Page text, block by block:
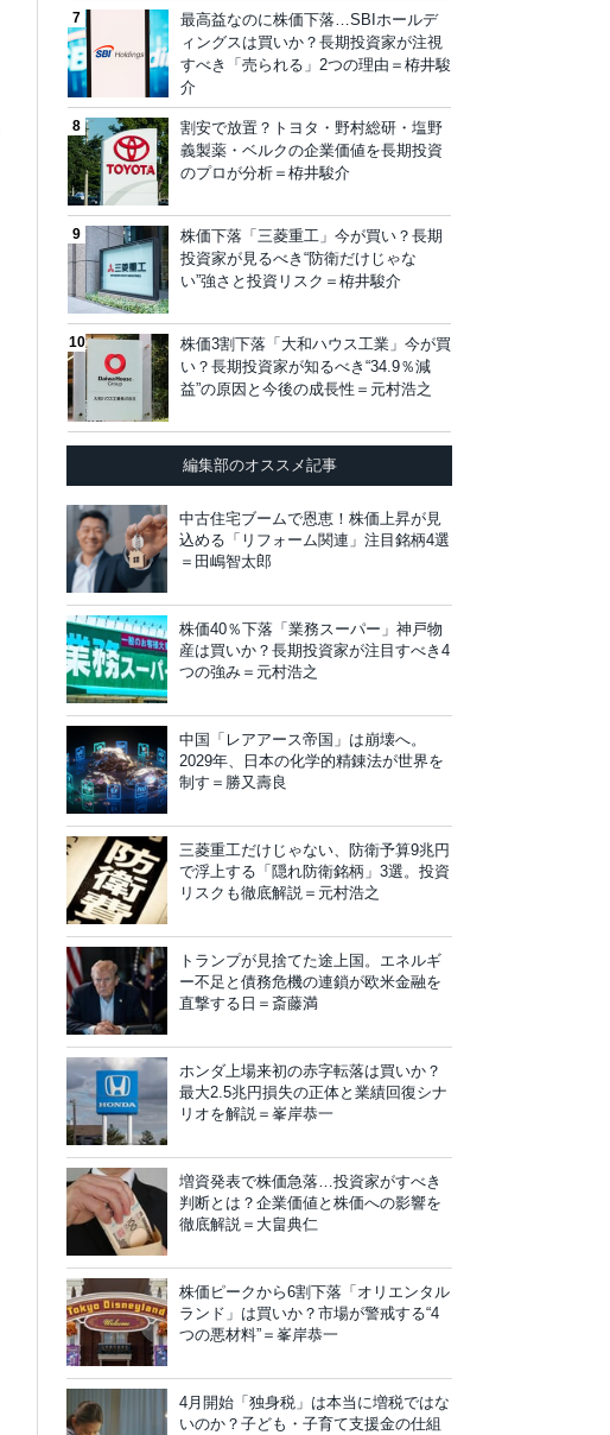
最高益なのに株価下落…SBIホールデ
ィングスは買いか？長期投資家が注視
すべき「売られる」2つの理由＝栫井駿
介
割安で放置？トヨタ・野村総研・塩野
義製薬・ベルクの企業価値を長期投資
のプロが分析＝栫井駿介
株価下落「三菱重工」今が買い？長期
投資家が見るべき“防衛だけじゃな
い”強さと投資リスク＝栫井駿介
株価3割下落「大和ハウス工業」今が買
い？長期投資家が知るべき“34.9％減
益”の原因と今後の成長性＝元村浩之
編集部のオススメ記事
中古住宅ブームで恩恵！株価上昇が見
込める「リフォーム関連」注目銘柄4選
＝田嶋智太郎
株価40％下落「業務スーパー」神戸物
産は買いか？長期投資家が注目すべき4
つの強み＝元村浩之
中国「レアアース帝国」は崩壊へ。
2029年、日本の化学的精錬法が世界を
制す＝勝又壽良
三菱重工だけじゃない、防衛予算9兆円
で浮上する「隠れ防衛銘柄」3選。投資
リスクも徹底解説＝元村浩之
トランプが見捨てた途上国。エネルギ
ー不足と債務危機の連鎖が欧米金融を
直撃する日＝斎藤満
ホンダ上場来初の赤字転落は買いか？
最大2.5兆円損失の正体と業績回復シナ
リオを解説＝峯岸恭一
増資発表で株価急落…投資家がすべき
判断とは？企業価値と株価への影響を
徹底解説＝大畠典仁
株価ピークから6割下落「オリエンタル
ランド」は買いか？市場が警戒する“4
つの悪材料”＝峯岸恭一
4月開始「独身税」は本当に増税ではな
いのか？子ども・子育て支援金の仕組